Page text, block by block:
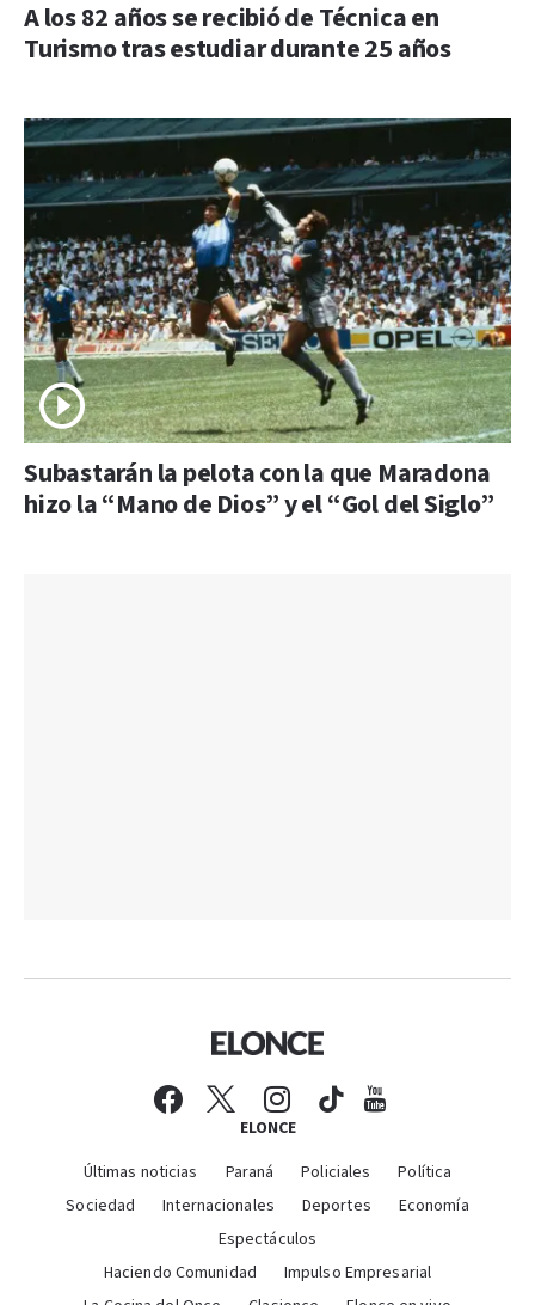
A los 82 años se recibió de Técnica en
Turismo tras estudiar durante 25 años
Subastarán la pelota con la que Maradona
hizo la “Mano de Dios” y el “Gol del Siglo”
ELONCE
Últimas noticias Paraná Policiales
Política
Sociedad
Internacionales Deportes
Economía
Espectáculos
Haciendo Comunidad
Impulso Empresarial